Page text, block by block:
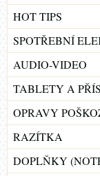
HOT TIPS
SPOTŘEBNÍ
AUDIO-VIDEO
TABLETY A
OPRAVY
RAZÍTKA
DOPLŇKY